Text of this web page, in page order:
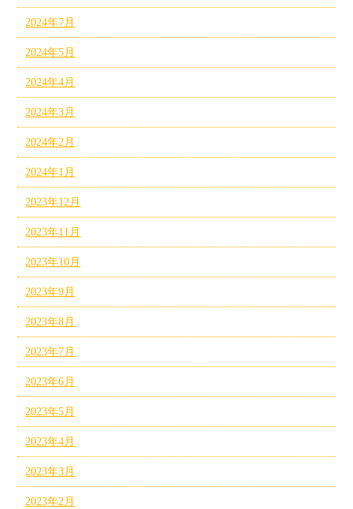
2024年7月
2024年5月
2024年4月
2024年3月
2024年2月
2024年1月
2023年12月
2023年11月
2023年10月
2023年9月
2023年8月
2023年7月
2023年6月
2023年5月
2023年4月
2023年3月
2023年2月